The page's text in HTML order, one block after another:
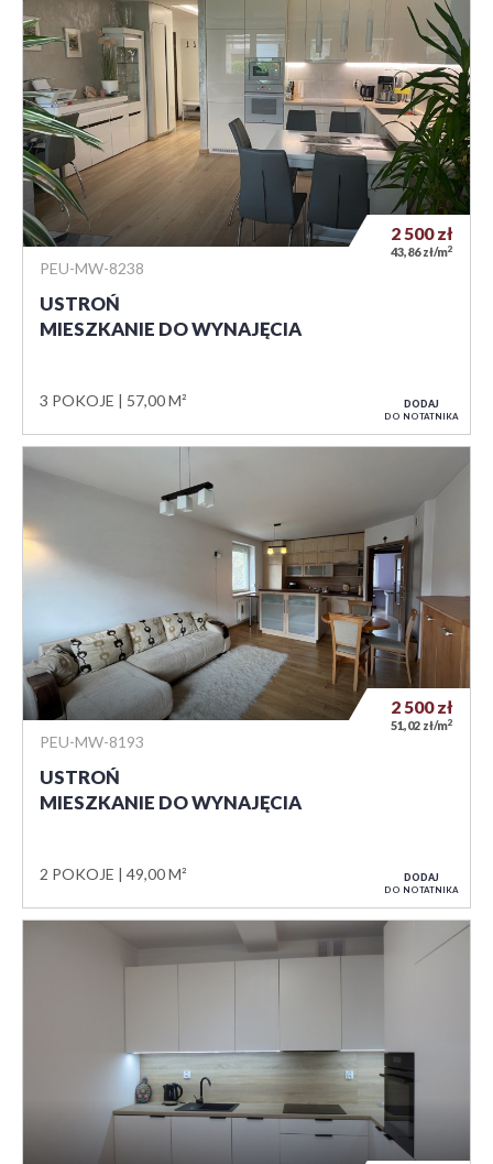
PEU-MW-8238
USTROŃ
MIESZKANIE DO WYNAJĘCIA
3 POKOJE 57,00 M²
2 500zł
43,86 zł/m2
DODAJ
DO NOTATNIKA
PEU-MW-8193
USTROŃ
MIESZKANIE DO WYNAJĘCIA
2 POKOJE 49,00 M²
2 500zł
51,02 zł/m2
DODAJ
DO NOTATNIKA